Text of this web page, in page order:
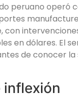
peruano operó
en dólares. El
de conocer
inflexión